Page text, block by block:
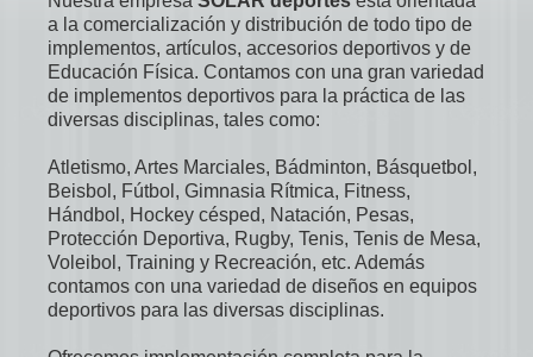
de implementos deportivos para la práctica de las
diversas disciplinas, tales como:
Atletismo, Artes Marciales, Bádminton, Básquetbol,
Beisbol, Fútbol, Gimnasia Rítmica, Fitness,
Hándbol, Hockey césped, Natación, Pesas,
Protección Deportiva, Rugby, Tenis, Tenis de Mesa,
Voleibol, Training y Recreación, etc. Además
contamos con una variedad de diseños en equipos
deportivos para las diversas disciplinas.
Ofrecemos implementación completa para la
práctica de Educación Física: Cajon de salto recto,
cajon de salto piramidal, trampolin sueco, trampolin
reuther, bancas suecas, potros, colchonetas y